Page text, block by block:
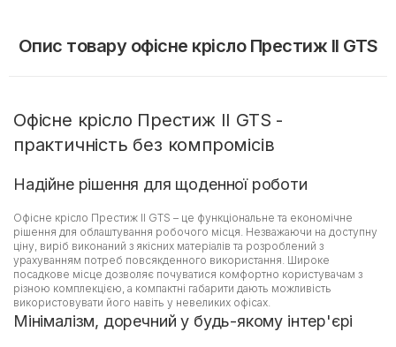
Опис товару офісне крісло Престиж II GTS
Офісне крісло Престиж II GTS -
практичність без компромісів
Надійне рішення для щоденної роботи
Офісне крісло Престиж II GTS – це функціональне та економічне
рішення для облаштування робочого місця. Незважаючи на доступну
ціну, виріб виконаний з якісних матеріалів та розроблений з
урахуванням потреб повсякденного використання. Широке
посадкове місце дозволяє почуватися комфортно користувачам з
різною комплекцією, а компактні габарити дають можливість
використовувати його навіть у невеликих офісах.
Мінімалізм, доречний у будь-якому інтер'єрі